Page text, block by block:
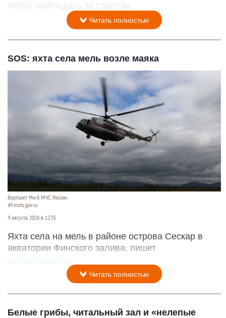
чтобы наблюдать за стартом.
Читать полностью
SOS: яхта села мель возле маяка
Вертолет Ми-8 МЧС России.
49.mchs.gov.ru
9 августа 2026 в 12:35
Яхта села на мель в районе острова Сескар в
акватории Финского залива, пишет
«Коммерсантъ»
Читать полностью
Белые грибы, читальный зал и «нелепые